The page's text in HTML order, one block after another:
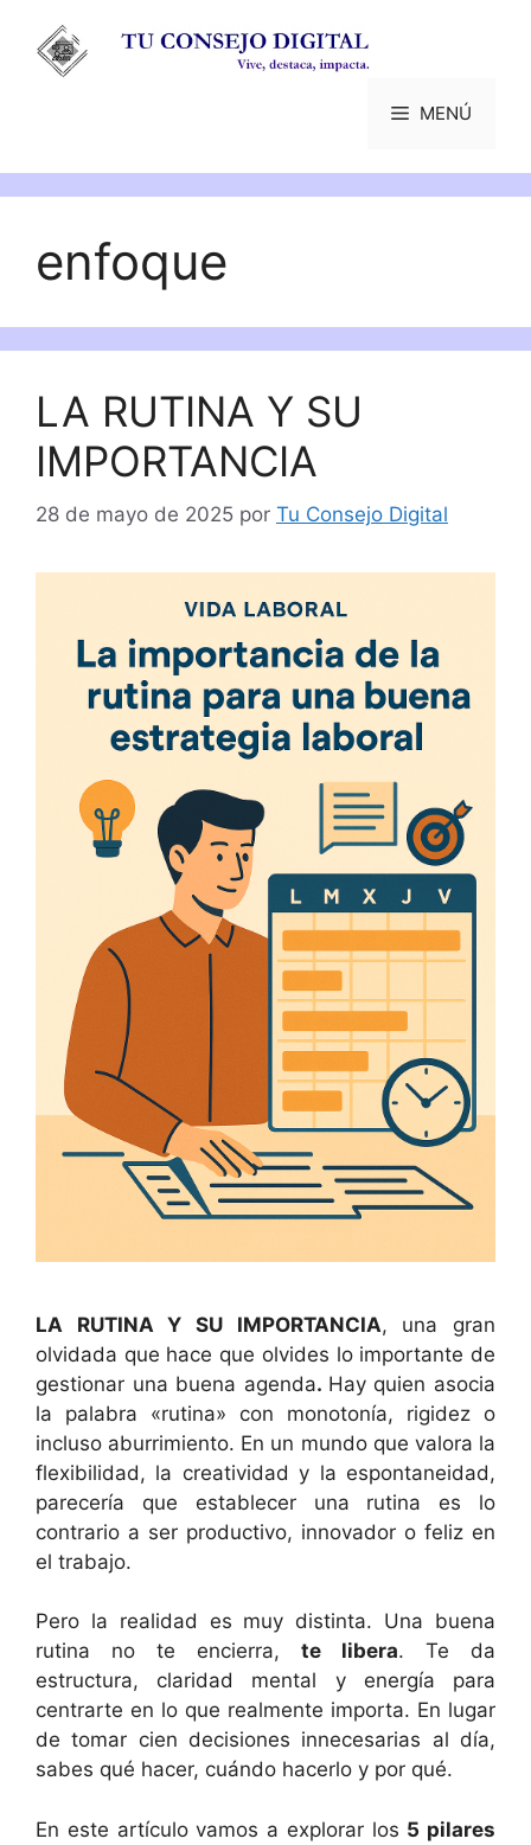
contenido
MENÚ
enfoque
LA RUTINA Y SU
IMPORTANCIA
28 de mayo de 2025 por Tu Consejo Digital
LA RUTINA Y SU IMPORTANCIA, una gran
olvidada que hace que olvides lo importante de
gestionar una buena agenda. Hay quien asocia
la palabra «rutina» con monotonía, rigidez o
incluso aburrimiento. En un mundo que valora la
flexibilidad, la creatividad y la espontaneidad,
parecería que establecer una rutina es lo
contrario a ser productivo, innovador o feliz en
el trabajo.
Pero la realidad es muy distinta. Una buena
rutina no te encierra, te libera. Te da
estructura, claridad mental y energía para
centrarte en lo que realmente importa. En lugar
de tomar cien decisiones innecesarias al día,
sabes qué hacer, cuándo hacerlo y por qué.
En este artículo vamos a explorar los 5 pilares